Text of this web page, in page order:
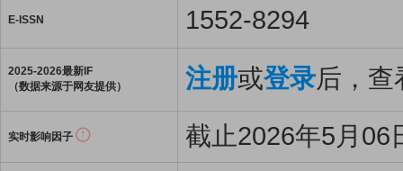
E-ISSN 1552-8294
2025-2026最新IF
（数据来源于网友提供）
注册或登录后，查
实时影响因子 截止2026年5月06